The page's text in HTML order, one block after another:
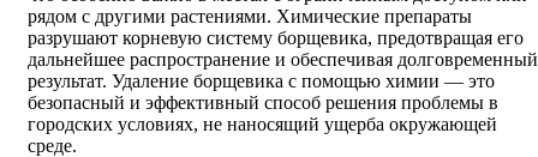
рядом с другими растениями. Химические препараты
разрушают корневую систему борщевика, предотвращая его
дальнейшее распространение и обеспечивая долговременный
результат. Удаление борщевика с помощью химии — это
безопасный и эффективный способ решения проблемы в
городских условиях, не наносящий ущерба окружающей
среде.